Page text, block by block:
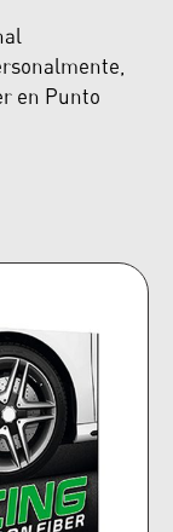
en Punto